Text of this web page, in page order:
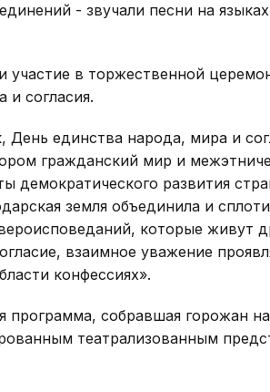
- звучали песни на
в торжественной
и согласия.
День единства народа, мира и
гражданский мир и
демократического развития
земля объединила и
которые
взаимное уважение
конфессиях».
программа, собравшая горожан
театрализованным